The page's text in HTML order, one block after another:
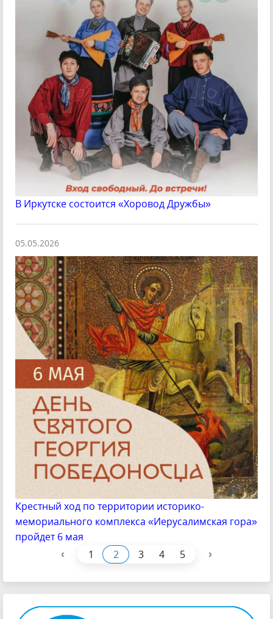
В Иркутске состоится «Хоровод Дружбы»
05.05.2026
Крестный ход по территории историко-
мемориального комплекса «Иерусалимская гора»
пройдет 6 мая
‹ 1 2 3 4 5 ›